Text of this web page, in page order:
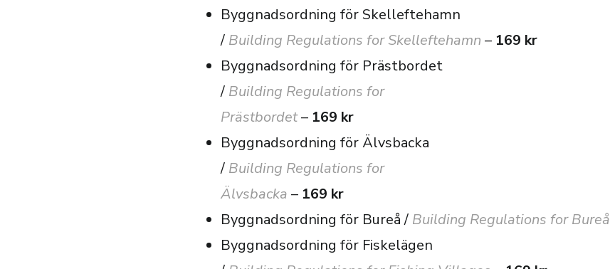
Byggnadsordning för Skelleftehamn
/ Building Regulations for Skelleftehamn – 169 kr
Byggnadsordning för Prästbordet
/ Building Regulations for
Prästbordet– 169 kr
Byggnadsordning för Älvsbacka
/ Building Regulations for
Älvsbacka – 169 kr
Byggnadsordning för Bureå / Building Regulations for Bureå
Byggnadsordning för Fiskelägen